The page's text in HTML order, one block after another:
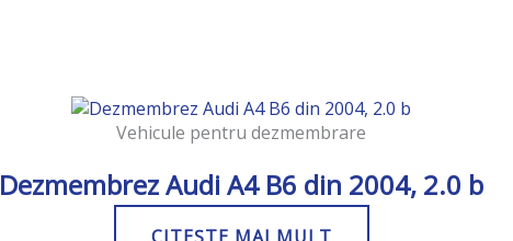
Vehicule pentru dezmembrare
Dezmembrez Audi A4 B6 din 2004, 2.0 b